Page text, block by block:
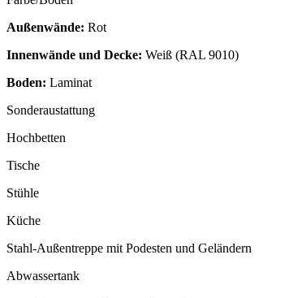
Außenwände: Rot
Innenwände und Decke: Weiß (RAL 9010)
Boden: Laminat
Sonderaustattung
Hochbetten
Tische
Stühle
Küche
Stahl-Außentreppe mit Podesten und Geländern
Abwassertank